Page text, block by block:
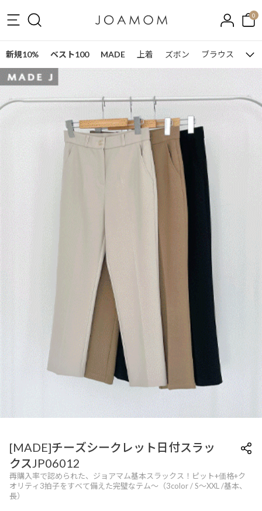
0
新規10% ベスト100 MADE 上着 ズボン ブラウス ワ
[MADE]チーズシークレット日付スラッ
クスJP06012
再購入率で認められた、ジョアマム基本スラックス！ピット+価格+ク
オリティ3拍子をすべて備えた完璧なテム〜（3color / S〜XXL /基本、
長）